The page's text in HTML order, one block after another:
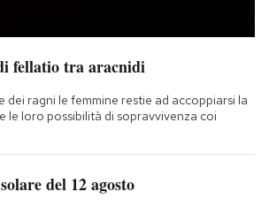
fellatio tra aracnidi
dei ragni le femmine restie ad accoppiarsi la
le loro possibilità di sopravvivenza coi
del 12 agosto